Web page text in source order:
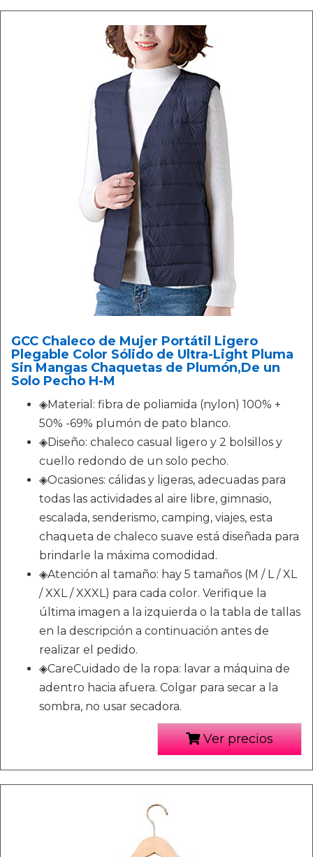
GCC Chaleco de Mujer Portátil Ligero
Plegable Color Sólido de Ultra-Light Pluma
Sin Mangas Chaquetas de Plumón,De un
Solo Pecho H-M
◈Material: fibra de poliamida (nylon) 100% +
50% -69% plumón de pato blanco.
◈Diseño: chaleco casual ligero y 2 bolsillos y
cuello redondo de un solo pecho.
◈Ocasiones: cálidas y ligeras, adecuadas para
todas las actividades al aire libre, gimnasio,
escalada, senderismo, camping, viajes, esta
chaqueta de chaleco suave está diseñada para
brindarle la máxima comodidad.
◈Atención al tamaño: hay 5 tamaños (M / L / XL
/ XXL / XXXL) para cada color. Verifique la
última imagen a la izquierda o la tabla de tallas
en la descripción a continuación antes de
realizar el pedido.
◈CareCuidado de la ropa: lavar a máquina de
adentro hacia afuera. Colgar para secar a la
sombra, no usar secadora.
Ver precios